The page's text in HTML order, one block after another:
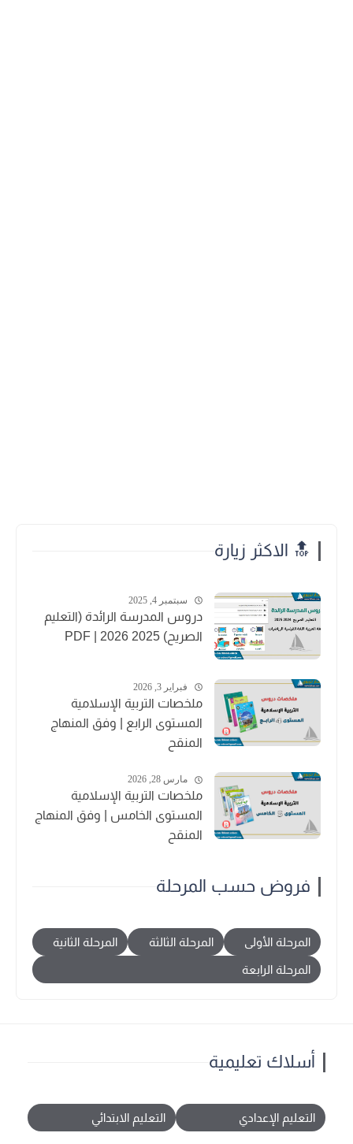
🔝 الاكثر زيارة
سبتمبر 4, 2025
دروس المدرسة الرائدة (التعليم
الصريح) 2025 2026 | PDF
فبراير 3, 2026
ملخصات التربية الإسلامية
المستوى الرابع | وفق المنهاج
المنقح
مارس 28, 2026
ملخصات التربية الإسلامية
المستوى الخامس | وفق المنهاج
المنقح
فروض حسب المرحلة
المرحلة الأولى المرحلة الثالثة المرحلة الثانية
المرحلة الرابعة
أسلاك تعليمية
التعليم الإعدادي التعليم الابتدائي